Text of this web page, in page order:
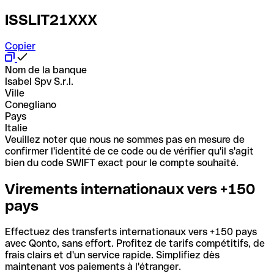
ISSLIT21XXX
Copier
Nom de la banque
Isabel Spv S.r.l.
Ville
Conegliano
Pays
Italie
Veuillez noter que nous ne sommes pas en mesure de
confirmer l'identité de ce code ou de vérifier qu'il s'agit
bien du code SWIFT exact pour le compte souhaité.
Virements internationaux vers +150
pays
Effectuez des transferts internationaux vers +150 pays
avec Qonto, sans effort. Profitez de tarifs compétitifs, de
frais clairs et d'un service rapide. Simplifiez dès
maintenant vos paiements à l'étranger.